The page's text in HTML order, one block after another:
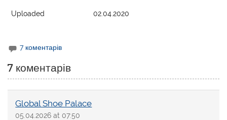
Uploaded 02.04.2020
7 коментарів
7 коментарів
Global Shoe Palace
05.04.2026 at 07:50